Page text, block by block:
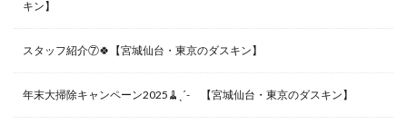
キン】
スタッフ紹介⑦🍀【宮城仙台・東京のダスキン】
年末大掃除キャンペーン2025🧹ˎˊ- 【宮城仙台・東京のダスキン】